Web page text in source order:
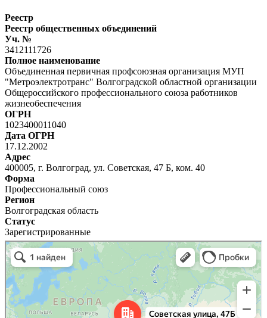
Реестр
Реестр общественных объединений
Уч. №
3412111726
Полное наименование
Объединенная первичная профсоюзная организация МУП
"Метроэлектротранс" Волгоградской областной организации
Общероссийского профессионального союза работников
жизнеобеспечения
ОГРН
1023400011040
Дата ОГРН
17.12.2002
Адрес
400005, г. Волгоград, ул. Советская, 47 Б, ком. 40
Форма
Профессиональный союз
Регион
Волгоградская область
Статус
Зарегистрированные